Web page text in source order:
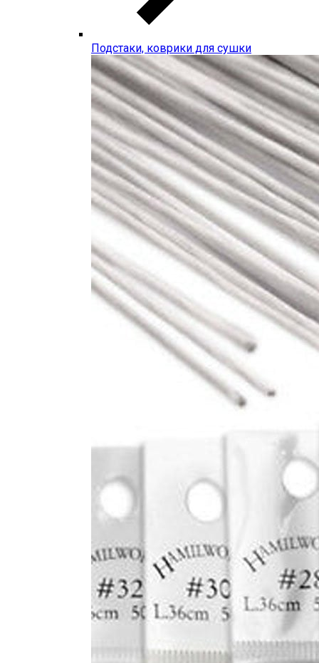
Подстаки, коврики для сушки